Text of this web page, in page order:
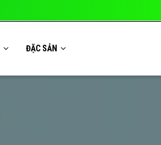
ĐẶC SẢN